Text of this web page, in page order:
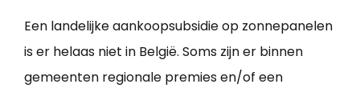
Een landelijke aankoopsubsidie op zonnepanelen
is er helaas niet in België. Soms zijn er binnen
gemeenten regionale premies en/of een